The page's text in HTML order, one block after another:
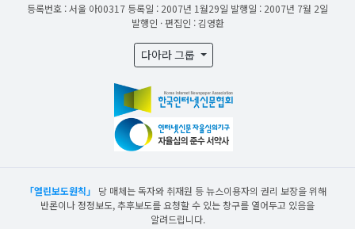
등록번호 : 서울 아00317 등록일 : 2007년 1월29일 발행일 : 2007년 7월 2일
발행인 · 편집인 : 김영환
다아라 그룹
「열린보도원칙」
당 매체는 독자와 취재원 등 뉴스이용자의 권리 보장을 위해
반론이나 정정보도, 추후보도를 요청할 수 있는 창구를 열어두고 있음을
알려드립니다.